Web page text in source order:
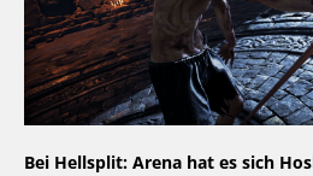
Bei Hellsplit: Arena hat es sich